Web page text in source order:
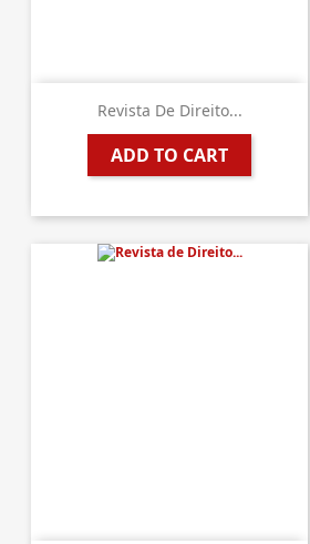
Revista De Direito...
ADD TO CART